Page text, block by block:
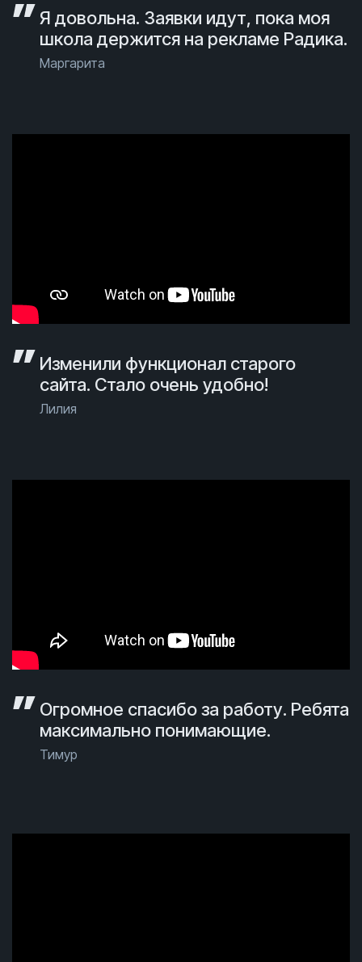
Я довольна. Заявки идут, пока моя
школа держится на рекламе Радика.
Маргарита
Изменили функционал старого
сайта. Стало очень удобно!
Лилия
Огромное спасибо за работу. Ребята
максимально понимающие.
Тимур